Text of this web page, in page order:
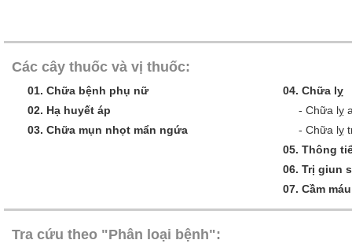
Các cây thuốc và vị thuốc:
01. Chữa bệnh phụ nữ
02. Hạ huyết áp
03. Chữa mụn nhọt mẩn ngứa
04. Chữa lỵ
- Chữa lỵ
- Chữa lỵ
05. Thông
06. Trị giun
07. Cầm máu
Tra cứu theo "Phân loại bệnh":